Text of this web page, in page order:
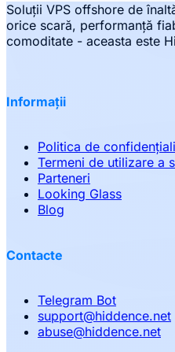
Soluții VPS offshore de
orice scară, performanță
comoditate - aceasta este
Informații
Politica de
Termeni de utilizare a
Parteneri
Looking Glass
Blog
Contacte
Telegram Bot
support@hiddence.net
abuse@hiddence.net